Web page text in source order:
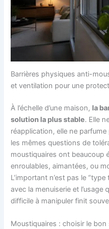
Barrières physiques anti-
et ventilation pour une
À l’échelle d’une maison, la
solution la plus stable. Elle
réapplication, elle ne parfume
les mêmes questions de
moustiquaires ont beaucoup
enroulables, aimantées, ou
L’important n’est pas le
avec la menuiserie et
difficile à manipuler finit
Moustiquaires : choisir le